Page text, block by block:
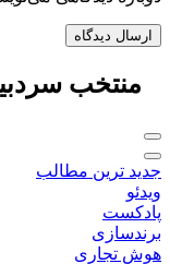
منتخب
جدید ترین مطالب
ویدئو
پادکست
برندسازی
هوش تجاری